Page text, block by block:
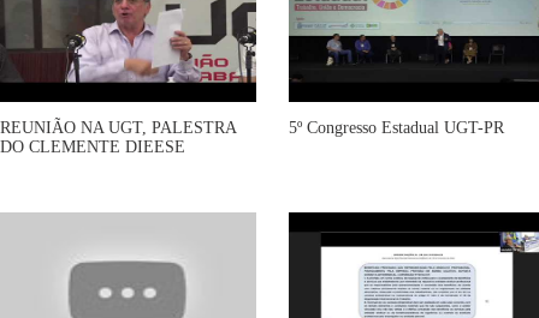
REUNIÃO NA UGT, PALESTRA
DO CLEMENTE DIEESE
5º Congresso Estadual UGT-PR